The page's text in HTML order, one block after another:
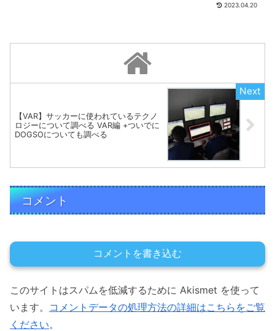
2023.04.20
【VAR】サッカーに使われているテクノ
ロジーについて調べる VAR編 +ついでに
DOGSOについても調べる
コメント
コメントを書き込む
このサイトはスパムを低減するために Akismet を使って
います。 コメントデータの処理方法の詳細はこちらをご覧
ください。